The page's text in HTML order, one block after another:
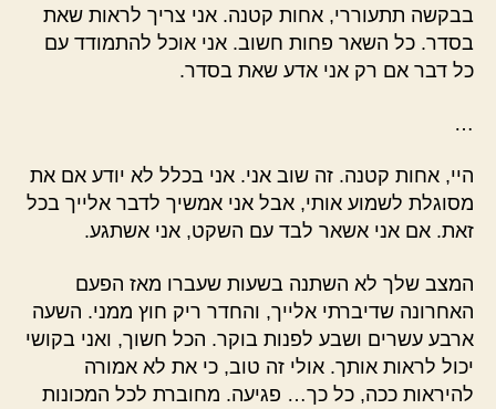
בבקשה תתעוררי, אחות קטנה. אני צריך לראות שאת
בסדר. כל השאר פחות חשוב. אני אוכל להתמודד עם
כל דבר אם רק אני אדע שאת בסדר.
…
היי, אחות קטנה. זה שוב אני. אני בכלל לא יודע אם את
מסוגלת לשמוע אותי, אבל אני אמשיך לדבר אלייך בכל
זאת. אם אני אשאר לבד עם השקט, אני אשתגע.
המצב שלך לא השתנה בשעות שעברו מאז הפעם
האחרונה שדיברתי אלייך, והחדר ריק חוץ ממני. השעה
ארבע עשרים ושבע לפנות בוקר. הכל חשוך, ואני בקושי
יכול לראות אותך. אולי זה טוב, כי את לא אמורה
להיראות ככה, כל כך… פגיעה. מחוברת לכל המכונות